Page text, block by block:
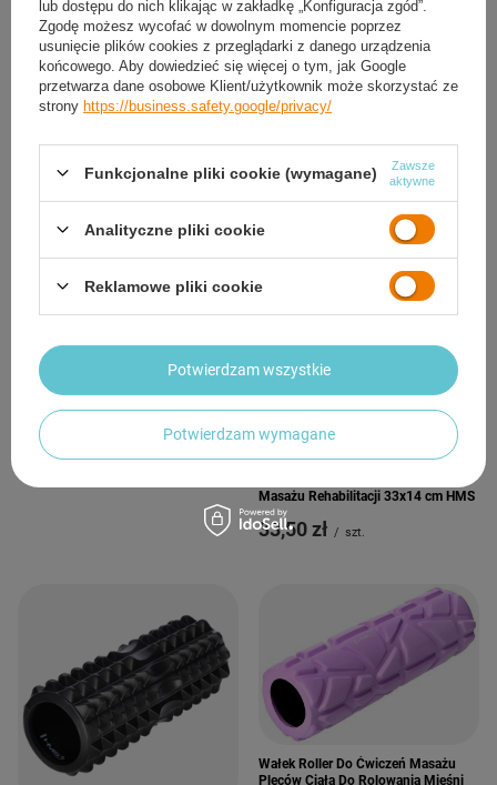
81,59 zł
HMS Wałek Roller Rolka Do Ćwiczeń
Masażu 45x13,5cm
43,19 zł
HMS Wałek Roller Rolka Do Ćwiczeń
Masażu 45x14 cm
43,19 zł / szt.
Masażu Rehabilitacji 33x14 cm HMS
33,50 zł / szt.
Wałek Roller Do Ćwiczeń Masażu
Pleców Ciała Do Rolowania Mięśni
lub dostępu do nich klikając w zakładkę „Konfiguracja zgód”.
Zgodę możesz wycofać w dowolnym momencie poprzez
usunięcie plików cookies z przeglądarki z danego urządzenia
końcowego. Aby dowiedzieć się więcej o tym, jak Google
przetwarza dane osobowe Klient/użytkownik może skorzystać ze
strony https://business.safety.google/privacy/
Funkcjonalne pliki cookie (wymagane)
Zawsze
aktywne
Analityczne pliki cookie
Reklamowe pliki cookie
Potwierdzam wymagane
Potwierdzam wszystkie